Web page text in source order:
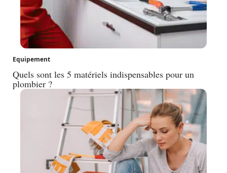
Equipement
Quels sont les 5 matériels indispensables pour un
plombier ?